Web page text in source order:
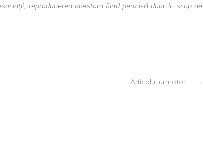
reproducerea acestora fiind permisă doar în scop de
Articolul urmator →